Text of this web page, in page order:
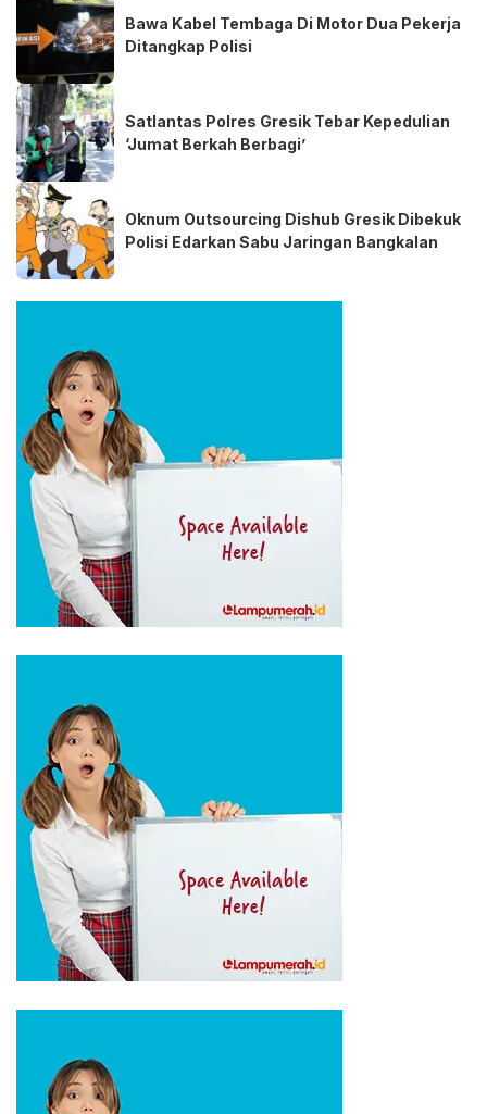
Bawa Kabel Tembaga Di Motor Dua Pekerja
Ditangkap Polisi
Satlantas Polres Gresik Tebar Kepedulian
‘Jumat Berkah Berbagi’
Oknum Outsourcing Dishub Gresik Dibekuk
Polisi Edarkan Sabu Jaringan Bangkalan